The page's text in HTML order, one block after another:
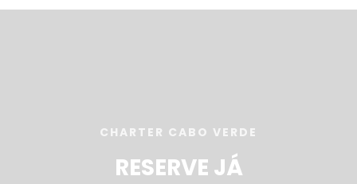
CHARTER CABO VERDE
RESERVE JÁ